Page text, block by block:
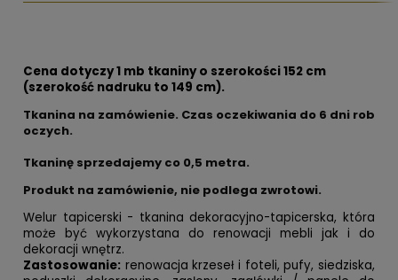
Cena dotyczy 1 mb tkaniny o szerokości 152 cm
(szerokość nadruku to 149 cm).
Tkanina na zamówienie. Czas oczekiwania do 6 dni rob
oczych.
Tkaninę sprzedajemy co 0,5 metra.
Produkt na zamówienie, nie podlega zwrotowi.
Welur tapicerski - tkanina dekoracyjno-tapicerska, która
może być wykorzystana do renowacji mebli jak i do
dekoracji wnętrz.
Zastosowanie: renowacja krzeseł i foteli, pufy, siedziska,